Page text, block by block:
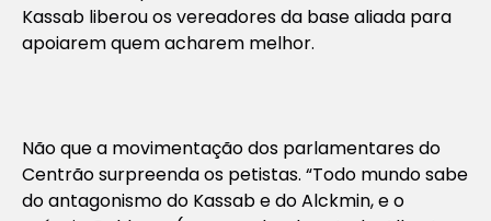
Kassab liberou os vereadores da base aliada para
apoiarem quem acharem melhor.
Não que a movimentação dos parlamentares do
Centrão surpreenda os petistas. “Todo mundo sabe
do antagonismo do Kassab e do Alckmin, e o